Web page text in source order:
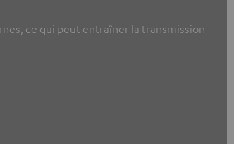
ce qui peut entraîner la transmission